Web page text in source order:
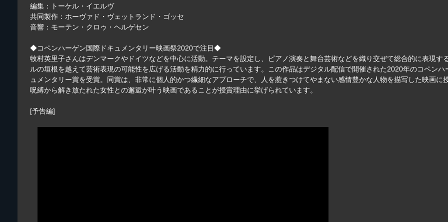
編集：トーケル・イエルヴ
共同製作：ホーヴァド・ヴェットランド・ゴッセ
音響：モーテン・クロゥ・ヘルゲセン
◆コペンハーゲン国際ドキュメンタリー映画祭2020で注目◆
牧村英里子さんはデンマークやドイツなどを中心に活動。テーマを設定し、ピアノ演奏と舞台芸術などを織り交ぜて総合的に表現
ルの垣根を越えて芸術表現の可能性を広げる活動を精力的に行っています。この作品はデジタル配信で開催された2020年のコペン
ュメンタリー賞を受賞。同賞は、非常に個人的かつ繊細なアプローチで、人を惹きつけてやまない感情豊かな人物を描写した映画
呪縛から解き放たれた女性との邂逅が叶う映画であることが授賞理由に挙げられています。
[予告編]